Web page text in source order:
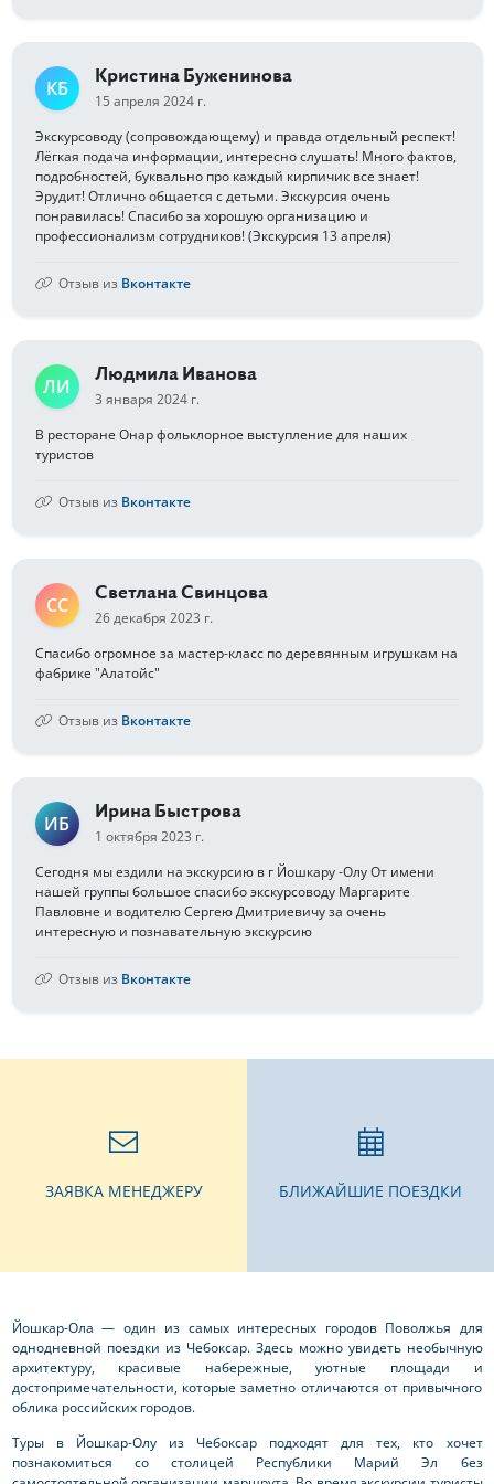
КБ
Кристина Буженинова
15 апреля 2024 г.
Экскурсоводу (сопровождающему) и правда отдельный респект!
Лёгкая подача информации, интересно слушать! Много фактов,
подробностей, буквально про каждый кирпичик все знает!
Эрудит! Отлично общается с детьми. Экскурсия очень
понравилась! Спасибо за хорошую организацию и
профессионализм сотрудников! (Экскурсия 13 апреля)
Отзыв из Вконтакте
ЛИ
Людмила Иванова
3 января 2024 г.
В ресторане Онар фольклорное выступление для наших
туристов
Отзыв из Вконтакте
СС
Светлана Свинцова
26 декабря 2023 г.
Спасибо огромное за мастер-класс по деревянным игрушкам на
фабрике "Алатойс"
Отзыв из Вконтакте
ИБ
Ирина Быстрова
1 октября 2023 г.
Сегодня мы ездили на экскурсию в г Йошкару -Олу От имени
нашей группы большое спасибо экскурсоводу Маргарите
Павловне и водителю Сергею Дмитриевичу за очень
интересную и познавательную экскурсию
Отзыв из Вконтакте
ЗАЯВКА МЕНЕДЖЕРУ БЛИЖАЙШИЕ ПОЕЗДКИ
Йошкар-Ола — один из самых интересных городов Поволжья для
однодневной поездки из Чебоксар. Здесь можно увидеть необычную
архитектуру, красивые набережные, уютные площади и
достопримечательности, которые заметно отличаются от привычного
облика российских городов.
Туры в Йошкар-Олу из Чебоксар подходят для тех, кто хочет
познакомиться со столицей Республики Марий Эл без